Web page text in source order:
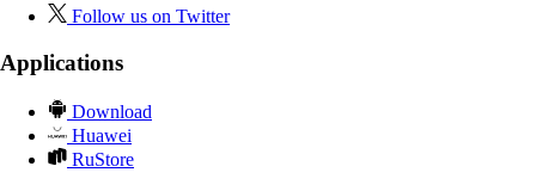
Follow us on Twitter
Applications
Download
Huawei
RuStore